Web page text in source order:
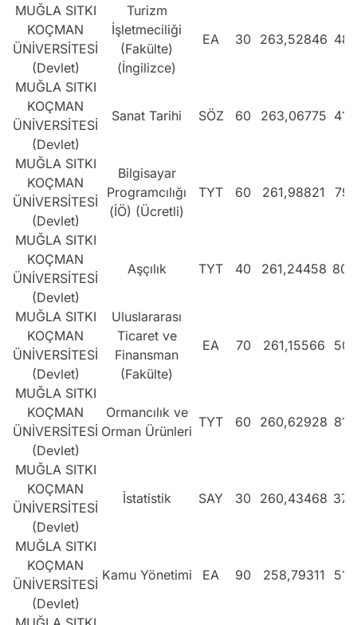
MUĞLA SITKI
KOÇMAN
ÜNİVERSİTESİ
(Devlet)
Turizm
İşletmeciliği
(Fakülte)
(İngilizce)
EA 30 263,52846
MUĞLA SITKI
KOÇMAN
ÜNİVERSİTESİ
(Devlet)
Sanat Tarihi SÖZ 60 263,06775
MUĞLA SITKI
KOÇMAN
ÜNİVERSİTESİ
(Devlet)
Bilgisayar
Programcılığı
(İÖ) (Ücretli)
TYT 60 261,98821
MUĞLA SITKI
KOÇMAN
ÜNİVERSİTESİ
(Devlet)
Aşçılık TYT 40 261,24458
MUĞLA SITKI
KOÇMAN
ÜNİVERSİTESİ
(Devlet)
Uluslararası
Ticaret ve
Finansman
(Fakülte)
EA 70 261,15566
MUĞLA SITKI
KOÇMAN
ÜNİVERSİTESİ
(Devlet)
Ormancılık ve
Orman Ürünleri
TYT 60 260,62928
MUĞLA SITKI
KOÇMAN
ÜNİVERSİTESİ
(Devlet)
İstatistik SAY 30 260,43468
MUĞLA SITKI
KOÇMAN
ÜNİVERSİTESİ
(Devlet)
Kamu Yönetimi EA 90 258,79311